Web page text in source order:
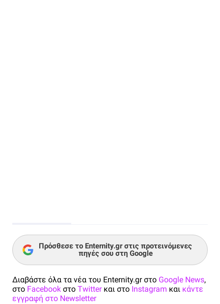
Πρόσθεσε το Enternity.gr στις προτεινόμενες
πηγές σου στη Google
Διαβάστε όλα τα νέα του Enternity.gr στο Google News,
στο Facebook στο Twitterκαι στο Instagram και κάντε
εγγραφή στο Newsletter